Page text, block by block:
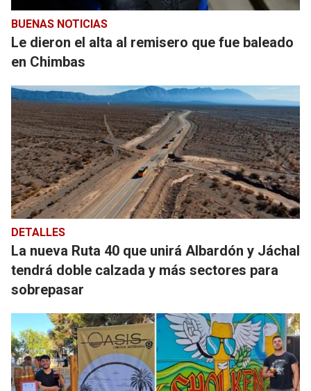
BUENAS NOTICIAS
Le dieron el alta al remisero que fue baleado
en Chimbas
DETALLES
La nueva Ruta 40 que unirá Albardón y Jáchal
tendrá doble calzada y más sectores para
sobrepasar